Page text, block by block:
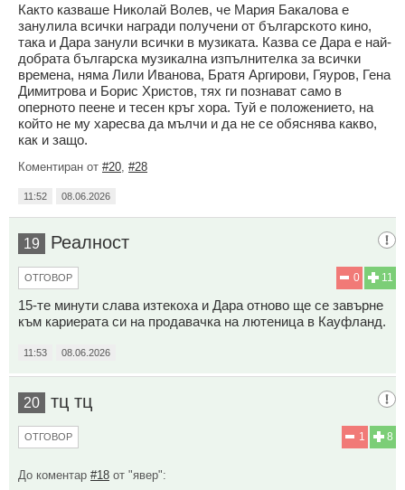
Както казваше Николай Волев, че Мария Бакалова е
занулила всички награди получени от българското кино,
така и Дара занули всички в музиката. Казва се Дара е най-
добрата българска музикална изпълнителка за всички
времена, няма Лили Иванова, Братя Аргирови, Гяуров, Гена
Димитрова и Борис Христов, тях ги познават само в
оперното пеене и тесен кръг хора. Туй е положението, на
който не му харесва да мълчи и да не се обяснява какво,
как и защо.
Коментиран от #20 #28
11:52 08.06.2026
19 Реалност
11
0
ОТГОВОР
15-те минути слава изтекоха и Дара отново ще се завърне
към кариерата си на продавачка на лютеница в Кауфланд.
11:53 08.06.2026
20 тц тц
8
1
ОТГОВОР
До коментар #18 от "явер":